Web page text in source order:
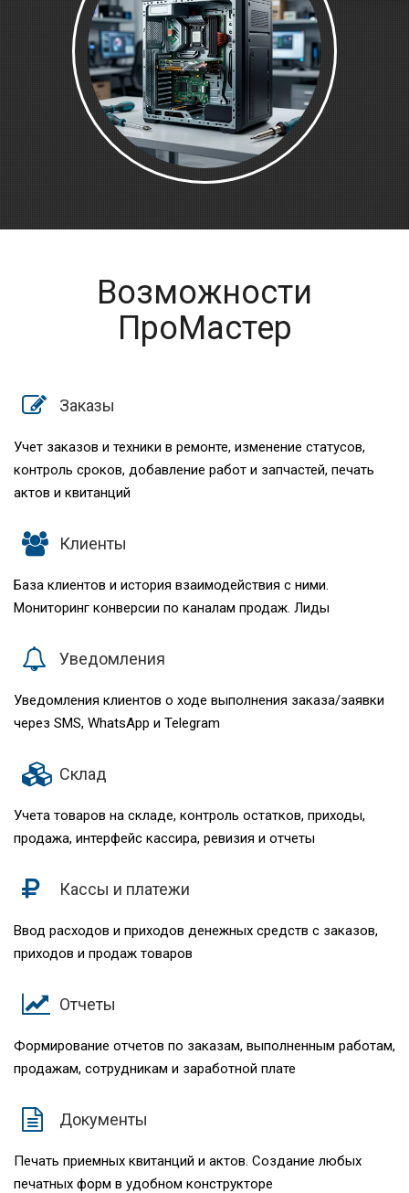
Возможности
ПроМастер
Заказы
Учет заказов и техники в ремонте, изменение статусов,
контроль сроков, добавление работ и запчастей, печать
актов и квитанций
Клиенты
База клиентов и история взаимодействия с ними.
Мониторинг конверсии по каналам продаж. Лиды
Уведомления
Уведомления клиентов о ходе выполнения заказа/заявки
через SMS, WhatsApp и Telegram
Склад
Учета товаров на складе, контроль остатков, приходы,
продажа, интерфейс кассира, ревизия и отчеты
Кассы и платежи
Ввод расходов и приходов денежных средств с заказов,
приходов и продаж товаров
Отчеты
Формирование отчетов по заказам, выполненным работам,
продажам, сотрудникам и заработной плате
Документы
Печать приемных квитанций и актов. Создание любых
печатных форм в удобном конструкторе